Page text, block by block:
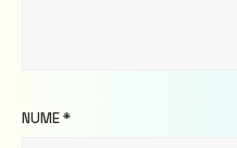
NUME*